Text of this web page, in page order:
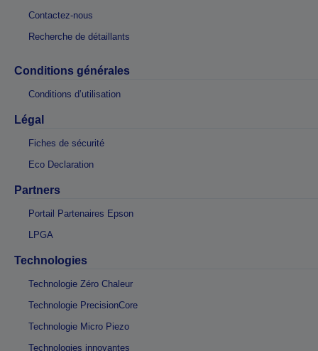
Contactez-nous
Recherche de détaillants
Conditions générales
Conditions d’utilisation
Légal
Fiches de sécurité
Eco Declaration
Partners
Portail Partenaires Epson
LPGA
Technologies
Technologie Zéro Chaleur
Technologie PrecisionCore
Technologie Micro Piezo
Technologies innovantes